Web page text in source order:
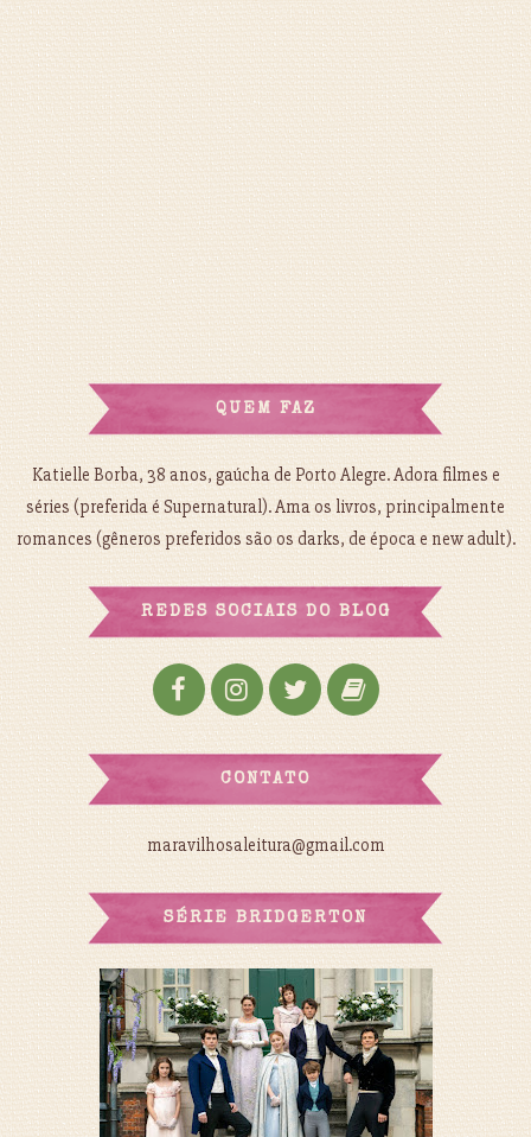
QUEM FAZ
Katielle Borba, 38 anos, gaúcha de Porto Alegre. Adora filmes e
séries (preferida é Supernatural). Ama os livros, principalmente
romances (gêneros preferidos são os darks, de época e new adult).
REDES SOCIAIS DO BLOG
CONTATO
maravilhosaleitura@gmail.com
SÉRIE BRIDGERTON